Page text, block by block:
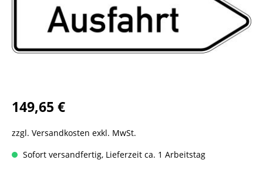
149,65 €
zzgl. Versandkosten exkl. MwSt.
Sofort versandfertig, Lieferzeit ca. 1 Arbeitstag